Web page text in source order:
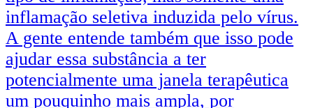
inflamação seletiva induzida pelo vírus.
A gente entende também que isso pode
ajudar essa substância a ter
potencialmente uma janela terapêutica
um pouquinho mais ampla, por